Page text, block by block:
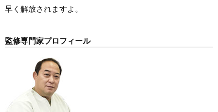
早く解放されますよ。
監修専門家プロフィール